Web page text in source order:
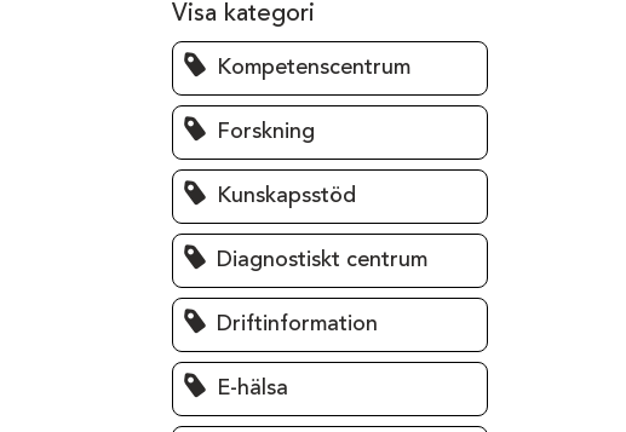
Visa kategori
Kompetenscentrum
Forskning
Kunskapsstöd
Diagnostiskt centrum
Driftinformation
E-hälsa